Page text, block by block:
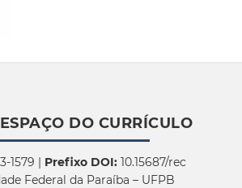
DO CURRÍCULO
1579 | Prefixo DOI:10.15687/rec
Federal da Paraíba – UFPB